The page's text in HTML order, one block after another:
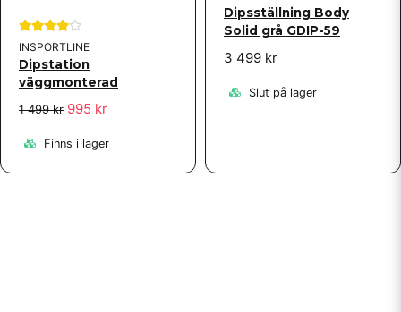
INSPORTLINE
Dipstation
väggmonterad
1 499 kr 995 kr
Finns i lager
Dipsställning Body
Solid grå GDIP-59
3 499 kr
Slut på lager